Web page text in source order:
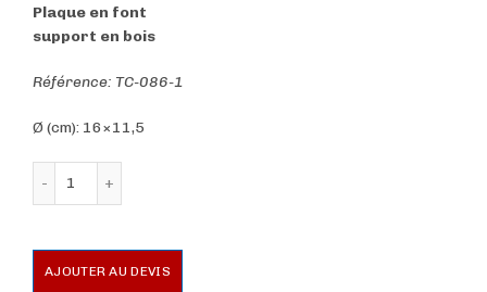
Plaque en font
support en bois
Référence: TC-086-1
Ø (cm): 16×11,5
AJOUTER AU DEVIS